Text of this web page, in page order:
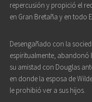
repercusión y propició el
en Gran Bretaña y en todo
Desengañado con la
espiritualmente, abandonó
su amistad con Douglas
en donde la esposa de
le prohibió ver a sus hijos.